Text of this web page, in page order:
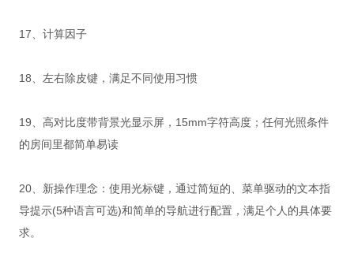
17、计算因子
18、左右除皮键，满足不同使用习惯
19、高对比度带背景光显示屏，15mm字符高度；任何光照条件
的房间里都简单易读
20、新操作理念：使用光标键，通过简短的、菜单驱动的文本指
导提示(5种语言可选)和简单的导航进行配置，满足个人的具体要
求。